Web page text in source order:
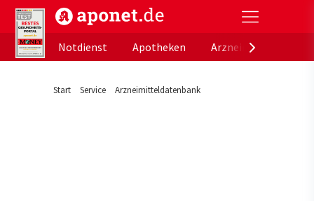
aponet.de - Das offizielle Gesundheitsportal der
Notdienst
Apotheken
Start Service Arzneimitteldatenbank